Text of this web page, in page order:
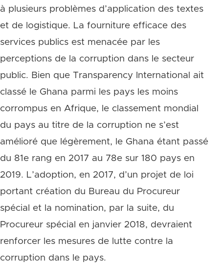
à plusieurs problèmes d’application des textes
et de logistique. La fourniture efficace des
services publics est menacée par les
perceptions de la corruption dans le secteur
public. Bien que Transparency International ait
classé le Ghana parmi les pays les moins
corrompus en Afrique, le classement mondial
du pays au titre de la corruption ne s’est
amélioré que légèrement, le Ghana étant passé
du 81e rang en 2017 au 78e sur 180 pays en
2019. L’adoption, en 2017, d’un projet de loi
portant création du Bureau du Procureur
spécial et la nomination, par la suite, du
Procureur spécial en janvier 2018, devraient
renforcer les mesures de lutte contre la
corruption dans le pays.